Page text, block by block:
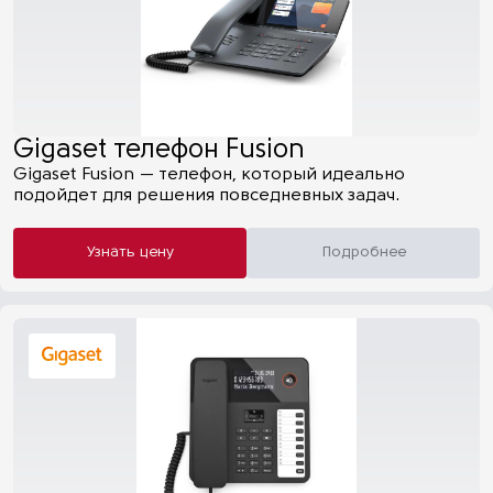
Gigaset телефон Fusion
Gigaset Fusion — телефон, который идеально
подойдет для решения повседневных задач.
Узнать цену Подробнее